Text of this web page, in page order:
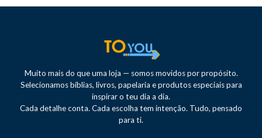
Muito mais do que uma loja — somos movidos por propósito.
Selecionamos bíblias, livros, papelaria e produtos especiais para
inspirar o teu dia a dia.
Cada detalhe conta. Cada escolha tem intenção. Tudo, pensado
para ti.